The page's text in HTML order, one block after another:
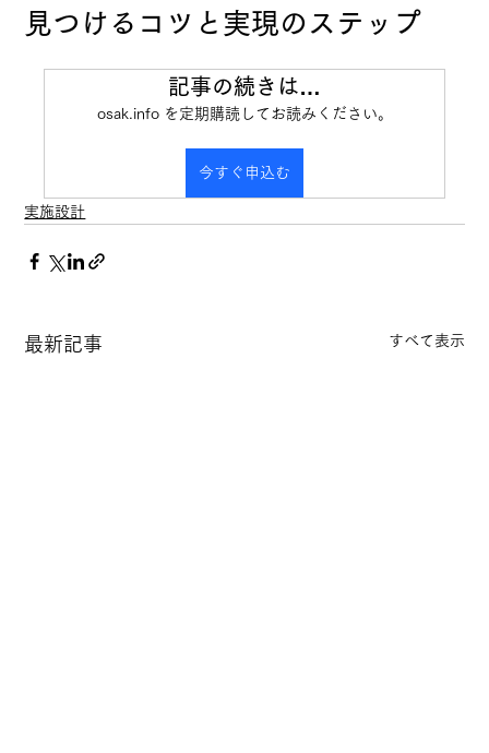
見つけるコツと実現のステップ
記事の続きは…
osak.info を定期購読してお読みください。
今すぐ申込む
実施設計
最新記事 すべて表示